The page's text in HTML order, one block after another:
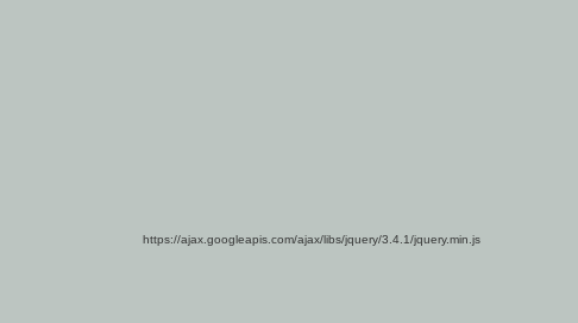
https://ajax.googleapis.com/ajax/libs/jquery/3.4.1/jquery.min.js